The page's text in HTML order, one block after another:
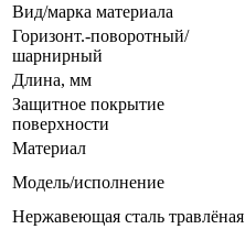
Вид/марка материала
Горизонт.-поворотный/
шарнирный
Длина, мм
Защитное покрытие
поверхности
Материал
Модель/исполнение
Нержавеющая сталь травлёная